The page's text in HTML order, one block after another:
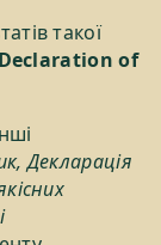
такої
Declaration of
Декларація